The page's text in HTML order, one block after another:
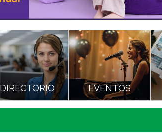
DIRECTORIO EVENTOS